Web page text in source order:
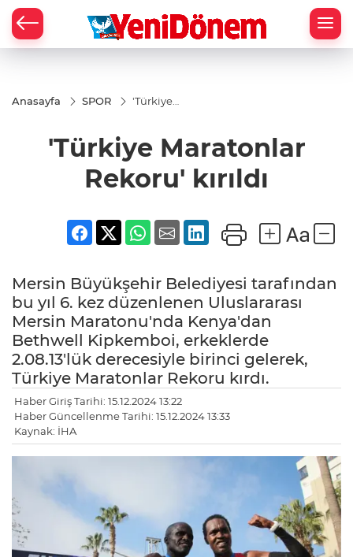
Anasayfa SPOR
'Türkiye
kırıldı
'Türkiye Maratonlar
Rekoru' kırıldı
Mersin Büyükşehir Belediyesi tarafından
bu yıl 6. kez düzenlenen Uluslararası
Mersin Maratonu'nda Kenya'dan
Bethwell Kipkemboi, erkeklerde
2.08.13'lük derecesiyle birinci gelerek,
Türkiye Maratonlar Rekoru kırdı.
Haber Giriş Tarihi: 15.12.2024 13:22
Haber Güncellenme Tarihi: 15.12.2024 13:33
Kaynak: İHA